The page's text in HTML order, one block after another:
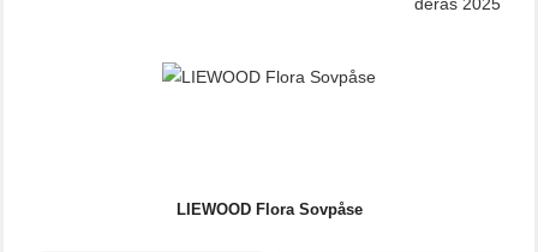
LIEWOOD Flora Sovpåse